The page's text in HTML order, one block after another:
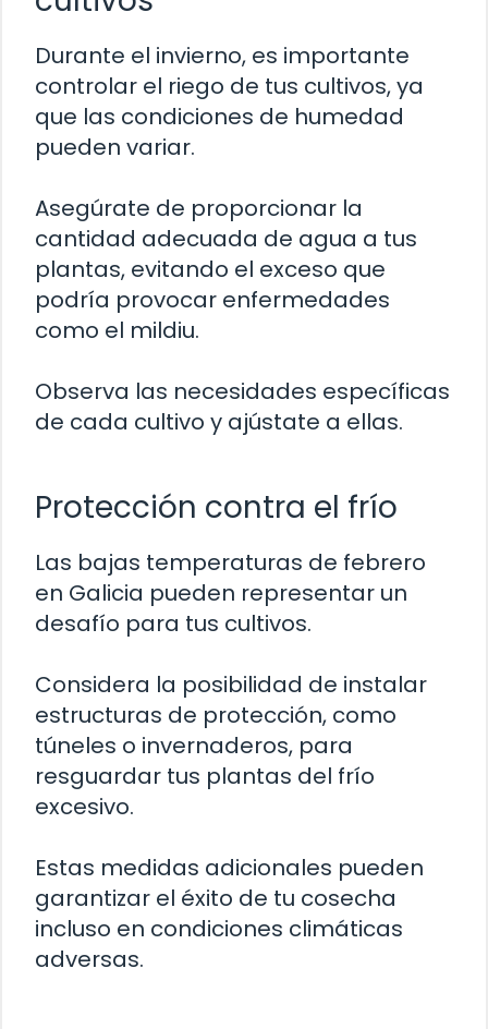
Durante el invierno, es importante
controlar el riego de tus cultivos, ya
que las condiciones de humedad
pueden variar.
Asegúrate de proporcionar la
cantidad adecuada de agua a tus
plantas, evitando el exceso que
podría provocar enfermedades
como el mildiu.
Observa las necesidades específicas
de cada cultivo y ajústate a ellas.
Protección contra el frío
Las bajas temperaturas de febrero
en Galicia pueden representar un
desafío para tus cultivos.
Considera la posibilidad de instalar
estructuras de protección, como
túneles o invernaderos, para
resguardar tus plantas del frío
excesivo.
Estas medidas adicionales pueden
garantizar el éxito de tu cosecha
incluso en condiciones climáticas
adversas.